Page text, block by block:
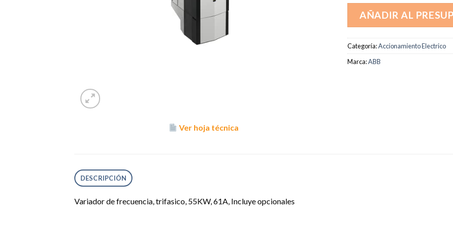
Ver hoja técnica
AÑADIR AL
Categoría:Accionamiento Electrico
Marca:ABB
DESCRIPCIÓN
Variador de frecuencia, trifasico, 55KW, 61A, Incluye opcionales